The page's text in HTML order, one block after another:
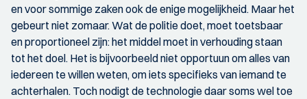
en voor sommige zaken ook de enige mogelijkheid. Maar het
gebeurt niet zomaar. Wat de politie doet, moet toetsbaar
en proportioneel zijn: het middel moet in verhouding staan
tot het doel. Het is bijvoorbeeld niet opportuun om alles van
iedereen te willen weten, om iets specifieks van iemand te
achterhalen. Toch nodigt de technologie daar soms wel toe